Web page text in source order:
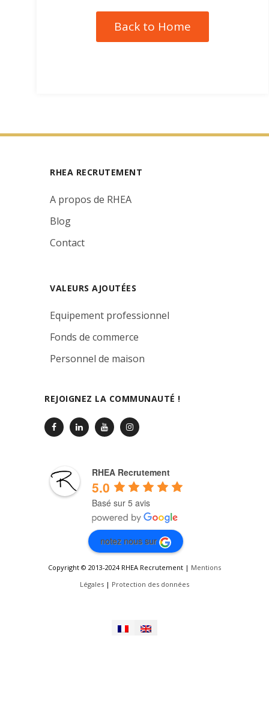
Back to Home
RHEA RECRUTEMENT
A propos de RHEA
Blog
Contact
VALEURS AJOUTÉES
Equipement professionnel
Fonds de commerce
Personnel de maison
REJOIGNEZ LA COMMUNAUTÉ !
RHEA Recrutement
5.0
Basé sur 5 avis
notez nous sur
Copyright © 2013-2024 RHEA Recrutement | Mentions
Légales | Protection des données